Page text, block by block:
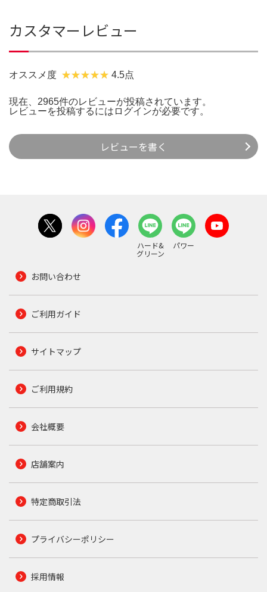
カスタマーレビュー
オススメ度 4.5点
現在、2965件のレビューが投稿されています。
レビューを投稿するには ログインが必要です。
レビューを書く
ハード&
グリーン
パワー
お問い合わせ
ご利用ガイド
サイトマップ
ご利用規約
会社概要
店舗案内
特定商取引法
プライバシーポリシー
採用情報